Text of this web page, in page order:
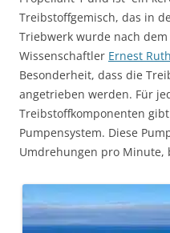
Treibstoffgemisch, das in
Triebwerk wurde nach
Wissenschaftler Ernest
Besonderheit, dass die
angetrieben werden. Für
Treibstoffkomponenten
Pumpensystem. Diese
Umdrehungen pro Minute,